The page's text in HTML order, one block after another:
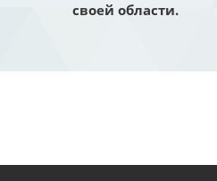
своей области.